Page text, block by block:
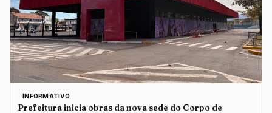
INFORMATIVO
Prefeitura inicia obras da nova sede do Corpo de